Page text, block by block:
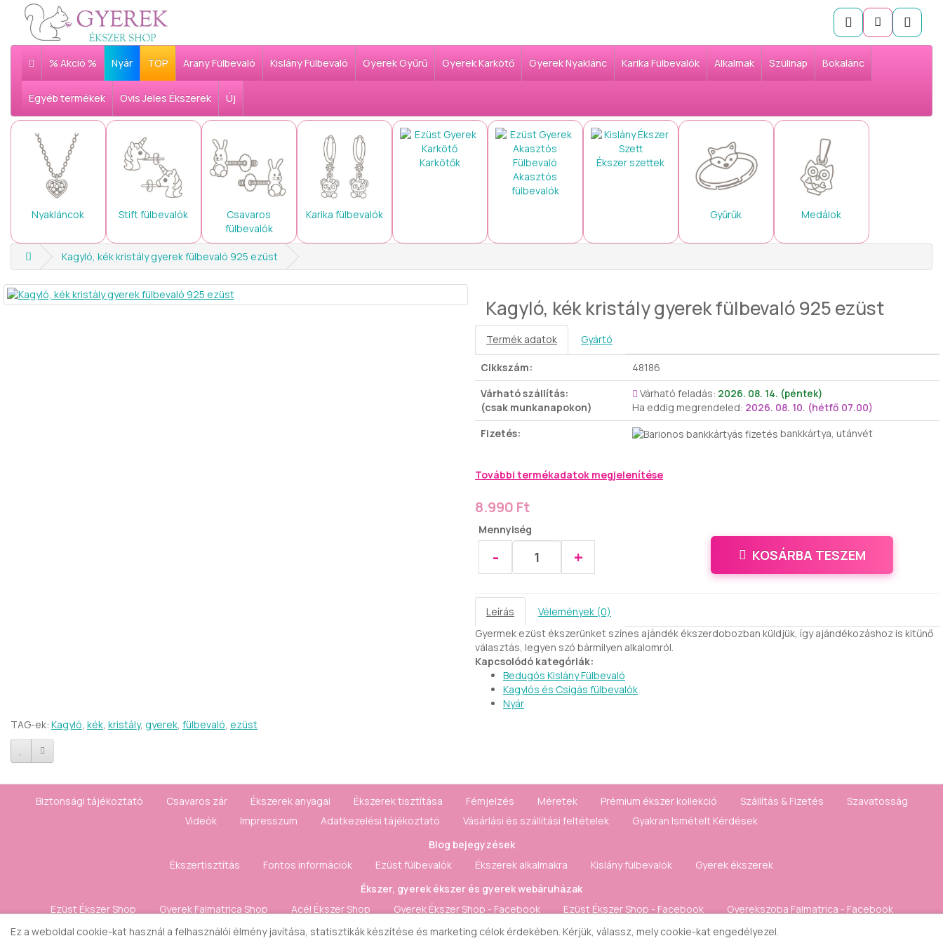
% Akció % Nyár TOP Arany Fülbevaló Kislány Fülbevaló Gyerek Gyűrű Gyerek Karkötő Gyerek Nyaklánc Karika Fülbevalók Alkalmak Szülinap Bokalánc
Egyéb termékek Ovis Jeles Ékszerek Új
Nyakláncok Stift fülbevalók
Csavaros
fülbevalók
Karika fülbevalók
Karkötők
Akasztós
fülbevalók
Ékszer szettek
Gyűrűk Medálok
Kagyló, kék kristály gyerek fülbevaló 925 ezüst
Kagyló, kék kristály gyerek fülbevaló 925 ezüst
Termék adatok Gyártó
Cikkszám:
48186
Várható szállítás:
(csak munkanapokon)
Várható feladás: 2026. 08. 14. (péntek)
Ha eddig megrendeled: 2026. 08. 10. (hétfő 07.00)
Fizetés:
bankkártya, utánvét
További termékadatok megjelenítése
8.990 Ft
Mennyiség
- + KOSÁRBA TESZEM
Leírás
Vélemények (0)
Gyermek ezüst ékszerünket színes ajándék ékszerdobozban küldjük, így ajándékozáshoz is kitűnő
választás, legyen szó bármilyen alkalomról.
Kapcsolódó kategóriák:
Bedugós Kislány Fülbevaló
Kagylós és Csigás fülbevalók
Nyár
TAG-ek: Kagyló kék kristály, gyerek fülbevaló ezüst
Biztonsági tájékoztató Csavaros zár Ékszerek anyagai Ékszerek tisztítása Fémjelzés Méretek Prémium ékszer kollekció Szállítás & Fizetés
Szavatosság
Videók
Impresszum Adatkezelési tájékoztató Vásárlási és szállítási feltételek
Gyakran Ismételt Kérdések
Blog bejegyzések
Ékszertisztítás
Fontos információk Ezüst fülbevalók Ékszerek alkalmakra Kislány fülbevalók
Gyerek ékszerek
Ékszer, gyerek ékszer és gyerek webáruházak
Ezüst Ékszer Shop
Gyerek Falmatrica Shop Acél Ékszer Shop Gyerek Ékszer Shop - Facebook Ezüst Ékszer Shop - Facebook
Gyerekszoba Falmatrica - Facebook
Fiók & Kapcsolat
Ez a weboldal cookie-kat használ a felhasználói élmény javítása, statisztikák készítése és marketing célok érdekében. Kérjük, válassz, mely cookie-kat engedélyezel.